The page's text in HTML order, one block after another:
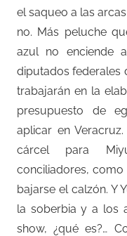
el saqueo a las
no. Más peluche
azul no enciende
diputados federales
trabajarán en la
presupuesto de
aplicar en
cárcel para
conciliadores,
bajarse el calzón. Y
la soberbia y a los
show, ¿qué es?…